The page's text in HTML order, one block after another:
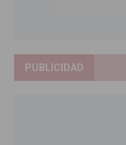
PUBLICIDAD